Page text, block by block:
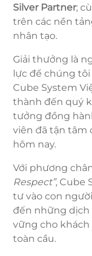
Silver Partner;
trên các nền
nhân tạo.
Giải thưởng là
lực để chúng
Cube System
thành đến quý
tưởng đồng
viên đã tận tâm
hôm nay.
Với phương
Respect”, Cube
tư vào con
đến những dịch
vững cho
toàn cầu.